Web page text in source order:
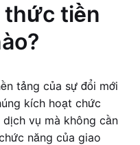
thức tiền
tảng của sự đổi mới
kích hoạt chức
vụ mà không cần
năng của giao